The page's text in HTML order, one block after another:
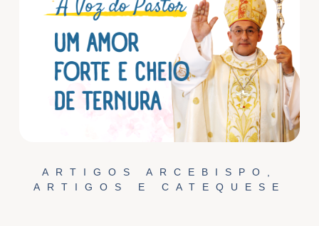
ARTIGOS ARCEBISPO
ARTIGOS E CATEQUESE